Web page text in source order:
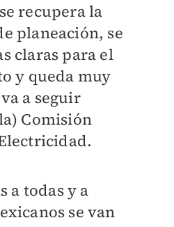
recupera la
planeación, se
claras para el
y queda muy
a seguir
Comisión
a todas y a
se van